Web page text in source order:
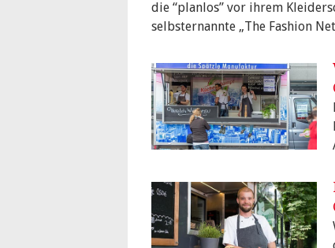
die “planlos” vor ihrem
selbsternannte „The Fashion